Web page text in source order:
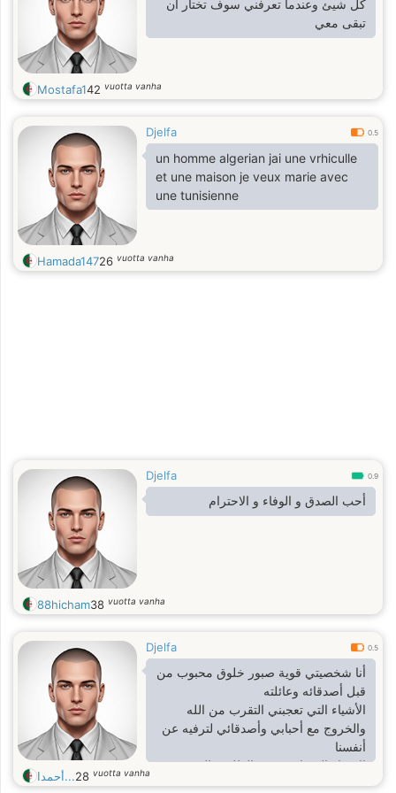
كل شيئ وعندما تعرفني سوف تختار ان
تبقى معي
Mostafa142 vuotta vanha
Djelfa 0.5
un homme algerian jai une vrhiculle
et une maison je veux marie avec
une tunisienne
Hamada14726 vuotta vanha
Djelfa 0.9
أحب الصدق و الوفاء و الاحترام
88hicham38 vuotta vanha
Djelfa 0.5
أنا شخصيتي قوية صبور خلوق محبوب من
قبل أصدقائه وعائلته
الأشياء التي تعجبني التقرب من الله
والخروج مع أحبابي وأصدقائي لترفيه عن
أنفسنا
الاشياء التي لا تعجبني الظلم و التحدث
في الآخرين والاستهزاء بهم
أحمدا...28 vuotta vanha